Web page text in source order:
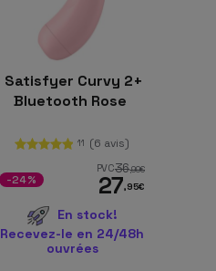
Satisfyer Curvy 2+
Bluetooth Rose
11 (6 avis)
PVC36,99€
27,95€
-24%
En stock!
Recevez-le en 24/48h
ouvrées